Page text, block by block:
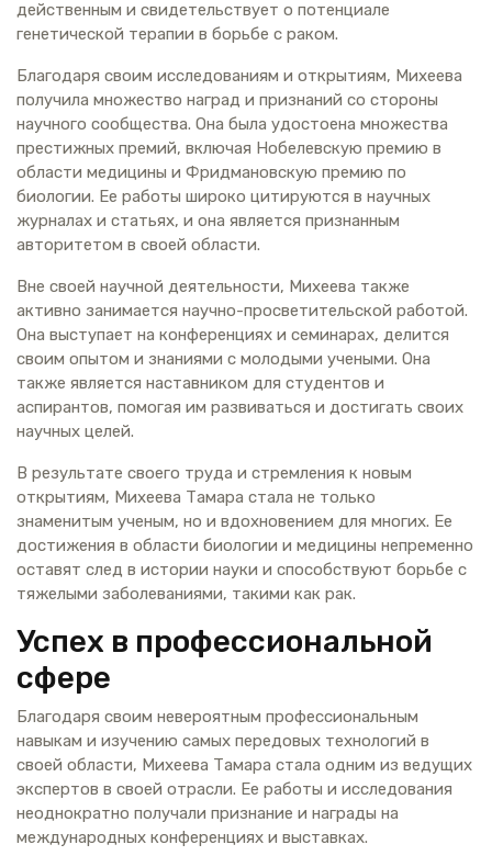
действенным и свидетельствует о потенциале
генетической терапии в борьбе с раком.
Благодаря своим исследованиям и открытиям, Михеева
получила множество наград и признаний со стороны
научного сообщества. Она была удостоена множества
престижных премий, включая Нобелевскую премию в
области медицины и Фридмановскую премию по
биологии. Ее работы широко цитируются в научных
журналах и статьях, и она является признанным
авторитетом в своей области.
Вне своей научной деятельности, Михеева также
активно занимается научно-просветительской работой.
Она выступает на конференциях и семинарах, делится
своим опытом и знаниями с молодыми учеными. Она
также является наставником для студентов и
аспирантов, помогая им развиваться и достигать своих
научных целей.
В результате своего труда и стремления к новым
открытиям, Михеева Тамара стала не только
знаменитым ученым, но и вдохновением для многих. Ее
достижения в области биологии и медицины непременно
оставят след в истории науки и способствуют борьбе с
тяжелыми заболеваниями, такими как рак.
Успех в профессиональной
сфере
Благодаря своим невероятным профессиональным
навыкам и изучению самых передовых технологий в
своей области, Михеева Тамара стала одним из ведущих
экспертов в своей отрасли. Ее работы и исследования
неоднократно получали признание и награды на
международных конференциях и выставках.